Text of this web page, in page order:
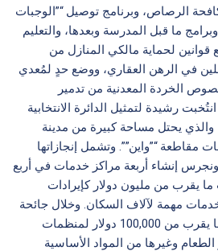
الرصاص، وبرنامج توصيل “”الوجبات
ما قبل المدرسة وبعدها، والتعليم
قوانين لحماية مالكي المنازل من
في الرهن العقاري، ووضع حدٍ لمُعدي
الخردة المعدنية من تدمير
وفي عام 2018، انتُخبت رشيدة لتمثيل الدائرة الانتخابية
والذي يحتل مساحة كبيرة من مدينة
مقاطعة “”واين””. وتشمل إنجازاتها
إنشاء أربعة مراكز خدمات في أربع
يقرب من مليون دولار كإيرادات
مهمة لآلاف السكان. وخلال جائحة
كوفيد-19، جمعت رشيدة ما يقرب من 100,000 دولار لمنظمات
وغيرها من المواد الأساسية